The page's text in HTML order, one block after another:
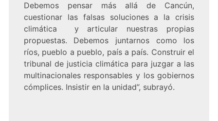
Debemos pensar más allá de Cancún,
cuestionar las falsas soluciones a la crisis
climática y articular nuestras propias
propuestas. Debemos juntarnos como los
ríos, pueblo a pueblo, país a país. Construir el
tribunal de justicia climática para juzgar a las
multinacionales responsables y los gobiernos
cómplices. Insistir en la unidad”, subrayó.